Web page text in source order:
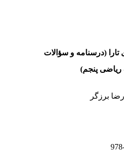
تارا (درسنامه و سؤالات
پنجم)
برزگر